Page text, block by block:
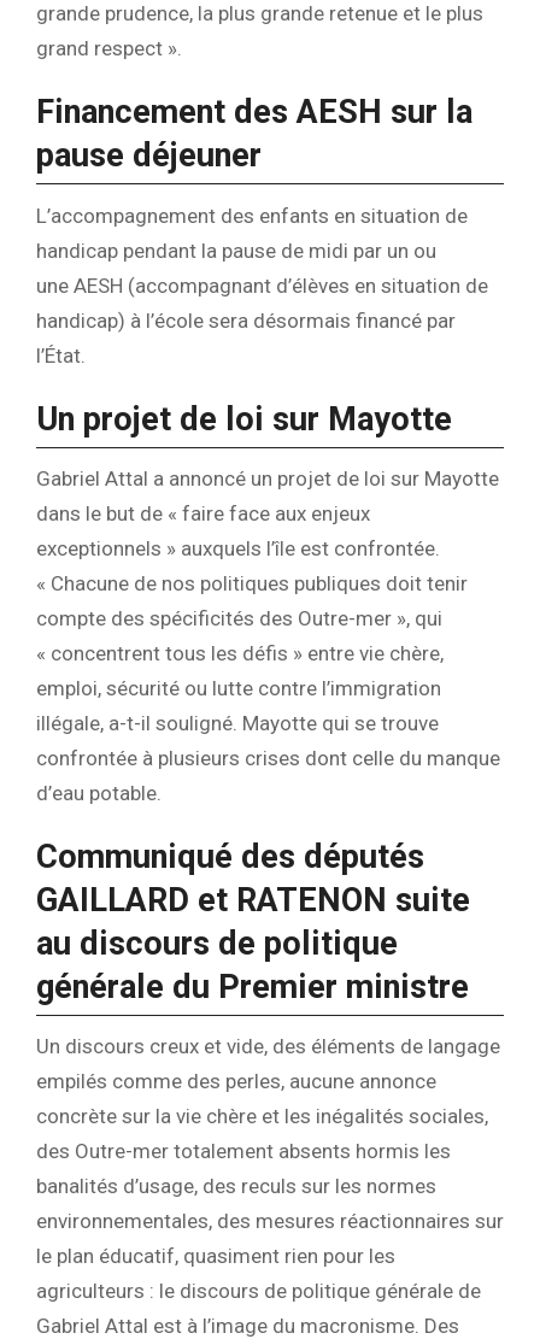
grande prudence, la plus grande retenue et le plus
grand respect ».
Financement des AESH sur la
pause déjeuner
L’accompagnement des enfants en situation de
handicap pendant la pause de midi par un ou
une AESH (accompagnant d’élèves en situation de
handicap) à l’école sera désormais financé par
l’État.
Un projet de loi sur Mayotte
Gabriel Attal a annoncé un projet de loi sur Mayotte
dans le but de « faire face aux enjeux
exceptionnels » auxquels l’île est confrontée.
« Chacune de nos politiques publiques doit tenir
compte des spécificités des Outre-mer », qui
« concentrent tous les défis » entre vie chère,
emploi, sécurité ou lutte contre l’immigration
illégale, a-t-il souligné. Mayotte qui se trouve
confrontée à plusieurs crises dont celle du manque
d’eau potable.
Communiqué des députés
GAILLARD et RATENON suite
au discours de politique
générale du Premier ministre
Un discours creux et vide, des éléments de langage
empilés comme des perles, aucune annonce
concrète sur la vie chère et les inégalités sociales,
des Outre-mer totalement absents hormis les
banalités d’usage, des reculs sur les normes
environnementales, des mesures réactionnaires sur
le plan éducatif, quasiment rien pour les
agriculteurs : le discours de politique générale de
Gabriel Attal est à l’image du macronisme. Des